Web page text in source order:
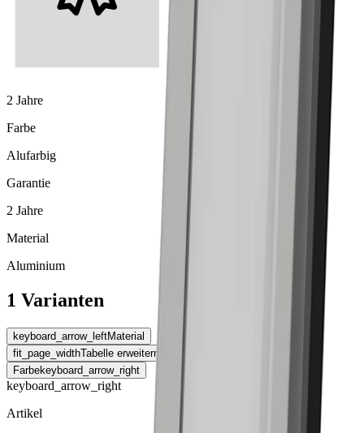
2 Jahre
Farbe
Alufarbig
Garantie
2 Jahre
Material
Aluminium
1 Varianten
keyboard_arrow_leftMaterial
fit_page_widthTabelle erweitern
Farbekeyboard_arrow_right
keyboard_arrow_right
Artikel